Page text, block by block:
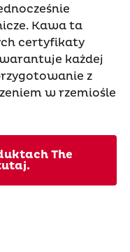
Kawa ta
certyfikaty
każdej
z
w rzemiośle
The